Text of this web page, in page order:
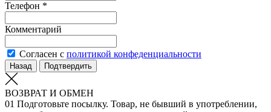
Телефон *
Комментарий
Согласен с политикой конфеденциальности
Назад Подтвердить
ВОЗВРАТ И ОБМЕН
01 Подготовьте посылку. Товар, не бывший в употреблении,